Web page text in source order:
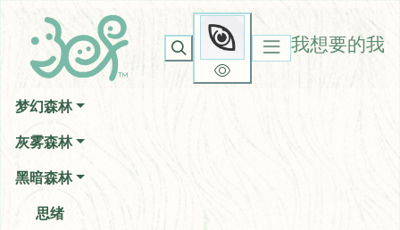
你无法看到我
我想要的我
梦幻森林
灰雾森林
黑暗森林
思绪
我想要的我